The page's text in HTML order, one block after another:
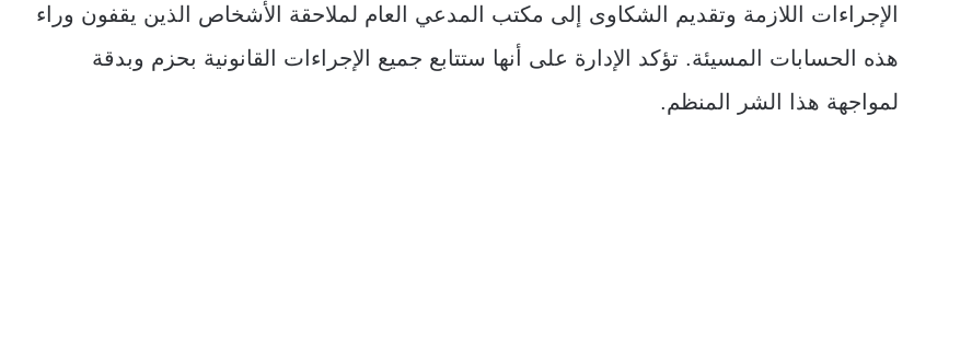
الإجراءات اللازمة وتقديم الشكاوى إلى مكتب المدعي العام لملاحقة الأشخاص الذين يقفون وراء
هذه الحسابات المسيئة. تؤكد الإدارة على أنها ستتابع جميع الإجراءات القانونية بحزم وبدقة
لمواجهة هذا الشر المنظم.